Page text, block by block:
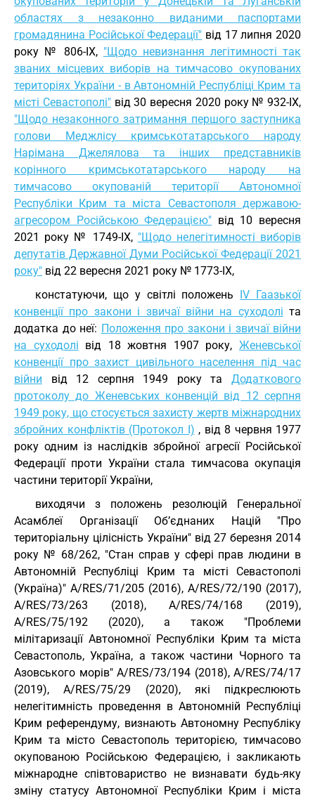
областях з незаконно виданими паспортами
громадянина Російської Федерації" від 17 липня 2020
року № 806-IX, "Щодо невизнання легітимності так
званих місцевих виборів на тимчасово окупованих
територіях України - в Автономній Республіці Крим та
місті Севастополі"від 30 вересня 2020 року № 932-IX,
"Щодо незаконного затримання першого заступника
голови Меджлісу кримськотатарського народу
Нарімана Джелялова та інших представників
корінного кримськотатарського народу на
тимчасово окупованій території Автономної
Республіки Крим та міста Севастополя державою-
агресором Російською Федерацією" від 10 вересня
2021 року № 1749-IX, "Щодо нелегітимності виборів
депутатів Державної Думи Російської Федерації 2021
року" від 22 вересня 2021 року № 1773-IX,
констатуючи, що у світлі положень IV Гаазької
конвенції про закони і звичаї війни на суходолі та
додатка до неї: Положення про закони і звичаї війни
на суходолі від 18 жовтня 1907 року,Женевської
конвенції про захист цивільного населення під час
війни від 12 серпня 1949 року та Додаткового
протоколу до Женевських конвенцій від 12 серпня
1949 року, що стосується захисту жертв міжнародних
збройних конфліктів (Протокол I) , від 8 червня 1977
року одним із наслідків збройної агресії Російської
Федерації проти України стала тимчасова окупація
частини території України,
виходячи з положень резолюцій Генеральної
Асамблеї Організації Об’єднаних Націй "Про
територіальну цілісність України" від 27 березня 2014
року № 68/262, "Стан справ у сфері прав людини в
Автономній Республіці Крим та місті Севастополі
(Україна)" A/RES/71/205 (2016), A/RES/72/190 (2017),
A/RES/73/263 (2018), A/RES/74/168 (2019),
A/RES/75/192 (2020), а також "Проблеми
мілітаризації Автономної Республіки Крим та міста
Севастополь, Україна, а також частини Чорного та
Азовського морів" A/RES/73/194 (2018), A/RES/74/17
(2019), A/RES/75/29 (2020), які підкреслюють
нелегітимність проведення в Автономній Республіці
Крим референдуму, визнають Автономну Республіку
Крим та місто Севастополь територією, тимчасово
окупованою Російською Федерацією, і закликають
міжнародне співтовариство не визнавати будь-яку
зміну статусу Автономної Республіки Крим і міста